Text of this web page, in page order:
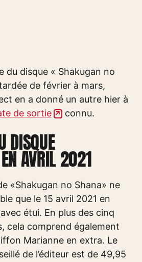
du disque « Shakugan no
de février à mars,
en a donné un autre hier à
de sortie connu.
DISQUE
AVRIL 2021
«Shakugan no Shana» ne
que le 15 avril 2021 en
étui. En plus des cinq
cela comprend également
Marianne en extra. Le
de l’éditeur est de 49,95